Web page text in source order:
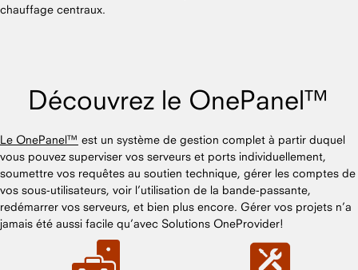
chauffage centraux.
Découvrez le OnePanel™
Le OnePanel™ est un système de gestion complet à partir duquel
vous pouvez superviser vos serveurs et ports individuellement,
soumettre vos requêtes au soutien technique, gérer les comptes de
vos sous-utilisateurs, voir l’utilisation de la bande-passante,
redémarrer vos serveurs, et bien plus encore. Gérer vos projets n’a
jamais été aussi facile qu’avec Solutions OneProvider!